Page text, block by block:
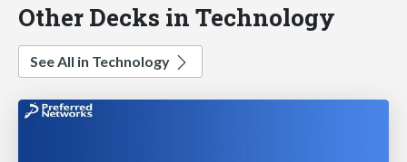
Other Decks in Technology
See All in Technology